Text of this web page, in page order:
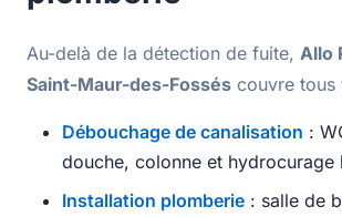
Au-delà de la détection de fuite, Allo
Saint-Maur-des-Fossés couvre tous
Débouchage de canalisation :
douche, colonne et hydrocurage
Installation plomberie : salle de